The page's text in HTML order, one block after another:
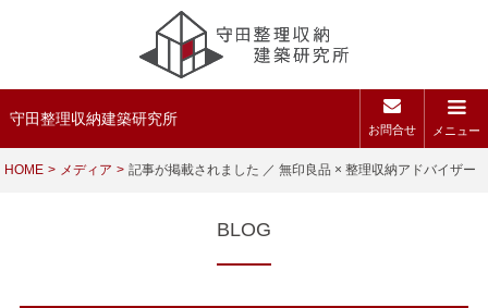
守田整理収納建築研究所
お問合せ メニュー
HOME メディア 記事が掲載されました ／ 無印良品 × 整理収納アドバイザー
BLOG